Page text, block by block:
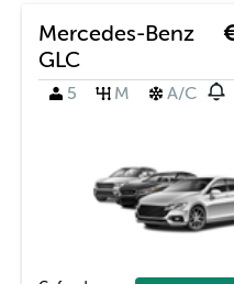
Mercedes-Benz
GLC
5 M A/C